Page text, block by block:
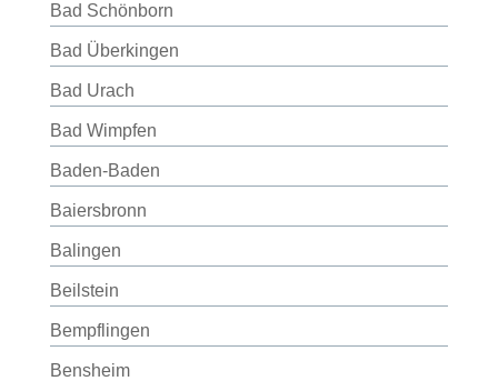
Bad Schönborn
Bad Überkingen
Bad Urach
Bad Wimpfen
Baden-Baden
Baiersbronn
Balingen
Beilstein
Bempflingen
Bensheim